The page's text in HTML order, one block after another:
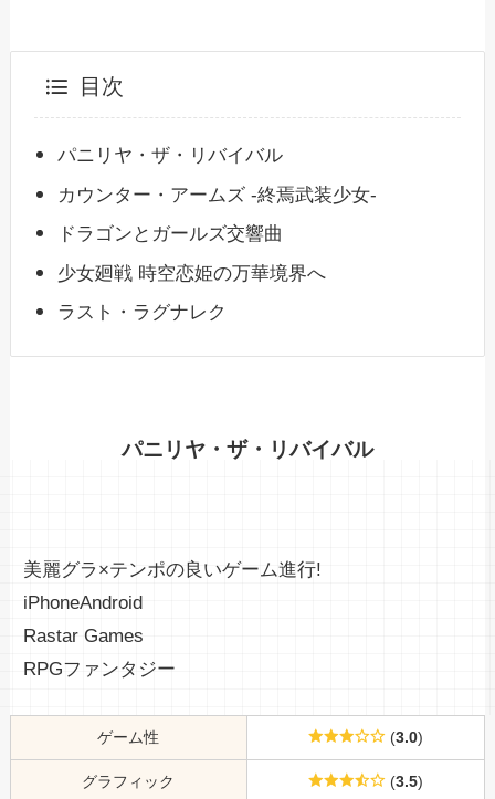
目次
パニリヤ・ザ・リバイバル
カウンター・アームズ -終焉武装少女-
ドラゴンとガールズ交響曲
少女廻戦 時空恋姫の万華境界へ
ラスト・ラグナレク
パニリヤ・ザ・リバイバル
美麗グラ×テンポの良いゲーム進行!
iPhoneAndroid
Rastar Games
RPGファンタジー
ゲーム性 (3.0)
グラフィック (3.5)